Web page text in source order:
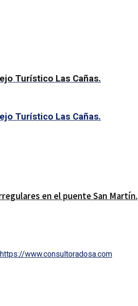
Turístico Las Cañas.
Turístico Las Cañas.
en el puente San Martín.